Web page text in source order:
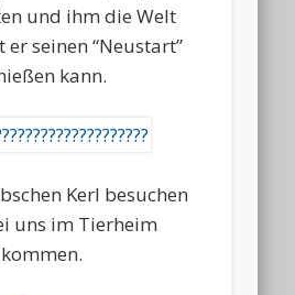
und ihm die Welt
seinen “Neustart”
kann.
Kerl besuchen
uns im Tierheim